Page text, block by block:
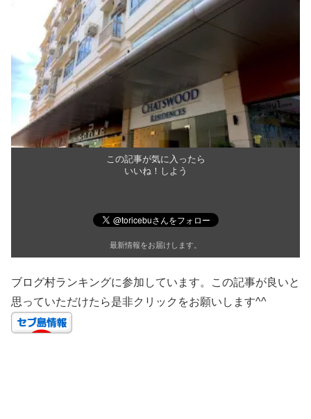
この記事が気に入ったら
いいね！しよう
最新情報をお届けします。
ブログ村ランキングに参加しています。この記事が良いと
思っていただけたら是非クリックをお願いします^^